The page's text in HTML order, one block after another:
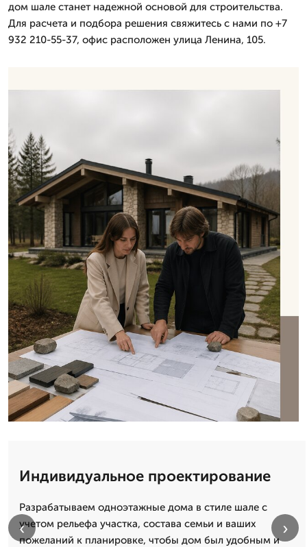
дом шале станет надежной основой для строительства.
Для расчета и подбора решения свяжитесь с нами по +7
932 210-55-37, офис расположен улица Ленина, 105.
Индивидуальное проектирование
Разрабатываем одноэтажные дома в стиле шале с
учетом рельефа участка, состава семьи и ваших
пожеланий к планировке, чтобы дом был удобным и
‹ ›